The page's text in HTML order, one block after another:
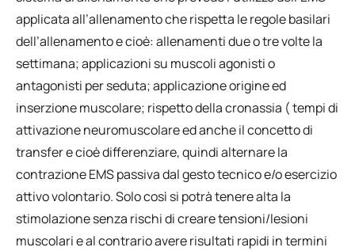
applicata all’allenamento che rispetta le regole basilari
dell’allenamento e cioè: allenamenti due o tre volte la
settimana; applicazioni su muscoli agonisti o
antagonisti per seduta; applicazione origine ed
inserzione muscolare; rispetto della cronassia ( tempi di
attivazione neuromuscolare ed anche il concetto di
transfer e cioè differenziare, quindi alternare la
contrazione EMS passiva dal gesto tecnico e/o esercizio
attivo volontario. Solo così si potrà tenere alta la
stimolazione senza rischi di creare tensioni/lesioni
muscolari e al contrario avere risultati rapidi in termini